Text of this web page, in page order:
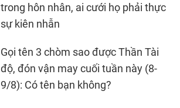
trong hôn nhân, ai cưới họ phải thực
sự kiên nhẫn
Gọi tên 3 chòm sao được Thần Tài
độ, đón vận may cuối tuần này (8-
9/8): Có tên bạn không?